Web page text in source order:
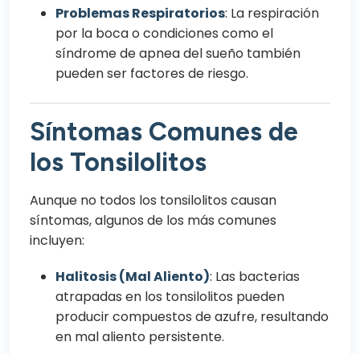
Problemas Respiratorios: La respiración
por la boca o condiciones como el
síndrome de apnea del sueño también
pueden ser factores de riesgo.
Síntomas Comunes de
los Tonsilolitos
Aunque no todos los tonsilolitos causan
síntomas, algunos de los más comunes
incluyen:
Halitosis (Mal Aliento): Las bacterias
atrapadas en los tonsilolitos pueden
producir compuestos de azufre, resultando
en mal aliento persistente.